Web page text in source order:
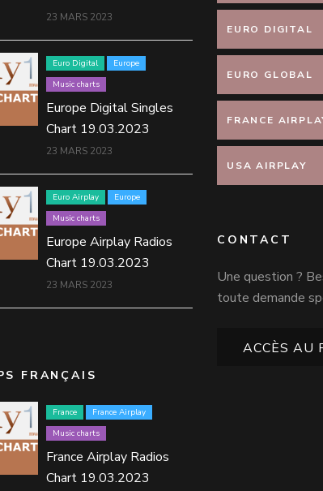
23 MARS 2023
Euro Digital
Europe
Music charts
Europe Digital Singles
Chart 19.03.2023
23 MARS 2023
Euro Airplay
Europe
Music charts
Europe Airplay Radios
Chart 19.03.2023
23 MARS 2023
FRANÇAIS
France
France Airplay
Music charts
France Airplay Radios
Chart 19.03.2023
EURO DIGITAL
EURO GLOBAL
FRANCE
USA AIRPLAY
CONTACT
Une question ?
toute demande
ACCÈS AU